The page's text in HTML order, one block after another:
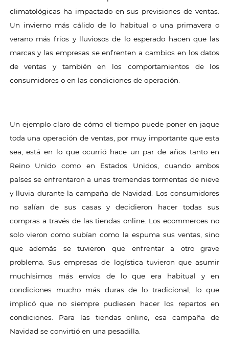
climatológicas ha impactado en sus previsiones de ventas.
Un invierno más cálido de lo habitual o una primavera o
verano más fríos y lluviosos de lo esperado hacen que las
marcas y las empresas se enfrenten a cambios en los datos
de ventas y también en los comportamientos de los
consumidores o en las condiciones de operación.
Un ejemplo claro de cómo el tiempo puede poner en jaque
toda una operación de ventas, por muy importante que esta
sea, está en lo que ocurrió hace un par de años tanto en
Reino Unido como en Estados Unidos, cuando ambos
países se enfrentaron a unas tremendas tormentas de nieve
y lluvia durante la campaña de Navidad. Los consumidores
no salían de sus casas y decidieron hacer todas sus
compras a través de las tiendas online. Los ecommerces no
solo vieron como subían como la espuma sus ventas, sino
que además se tuvieron que enfrentar a otro grave
problema. Sus empresas de logística tuvieron que asumir
muchísimos más envíos de lo que era habitual y en
condiciones mucho más duras de lo tradicional, lo que
implicó que no siempre pudiesen hacer los repartos en
condiciones. Para las tiendas online, esa campaña de
Navidad se convirtió en una pesadilla.